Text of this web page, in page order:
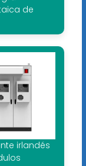
de
irlandés